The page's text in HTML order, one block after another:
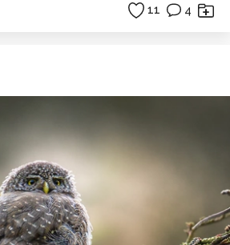
11 4